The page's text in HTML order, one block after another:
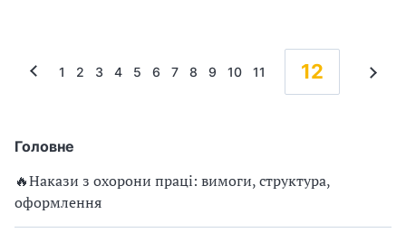
Головне
🔥Накази з охорони праці: вимоги, структура,
оформлення
1 2 3 4 5 6 7 8 9 10 11 12